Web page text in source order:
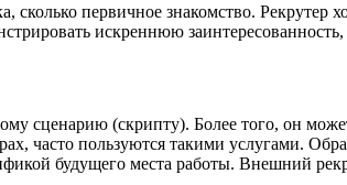
сколько первичное знакомство.
искреннюю
сценарию (скрипту). Более того, он
часто пользуются такими услугами.
будущего места работы. Внешний